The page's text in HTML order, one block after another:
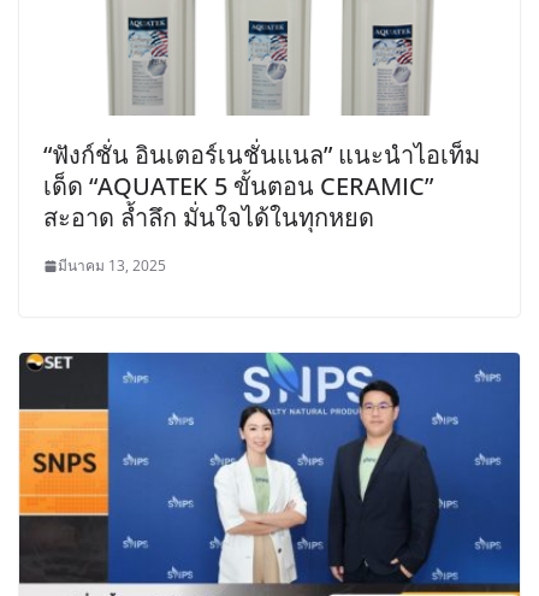
“ฟังก์ชั่น อินเตอร์เนชั่นแนล” แนะนำไอเท็ม
เด็ด “AQUATEK 5 ขั้นตอน CERAMIC”
สะอาด ล้ำลึก มั่นใจได้ในทุกหยด
มีนาคม 13, 2025